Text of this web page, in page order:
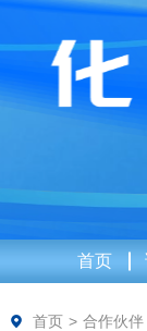
首页
首页 > 合作伙伴